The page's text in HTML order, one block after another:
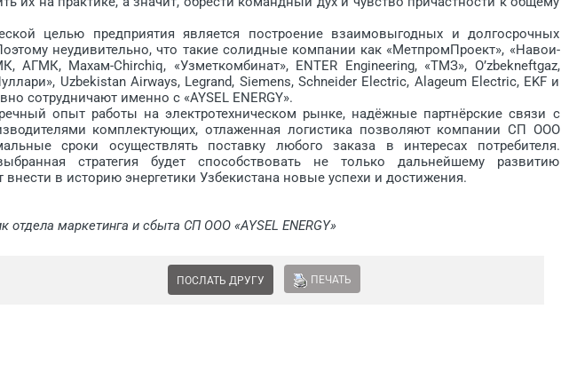
целью предприятия является построение взаимовыгодных и долгосрочных
неудивительно, что такие солидные компании как «МетпромПроект», «Навои-
АГМК, Махам-Chirchiq, «Узметкомбинат», ENTER Engineering, «ТМЗ», O’zbekneftgaz,
Uzbekistan Airways, Legrand, Siemens, Schneider Electric, Alageum Electric, EKF и
сотрудничают именно с «AYSEL ENERGY».
опыт работы на электротехническом рынке, надёжные партнёрские связи с
комплектующих, отлаженная логистика позволяют компании СП ООО
сроки осуществлять поставку любого заказа в интересах потребителя.
стратегия будет способствовать не только дальнейшему развитию
внести в историю энергетики Узбекистана новые успехи и достижения.
отдела маркетинга и сбыта СП ООО «AYSEL ENERGY»
ПОСЛАТЬ ДРУГУ ПЕЧАТЬ